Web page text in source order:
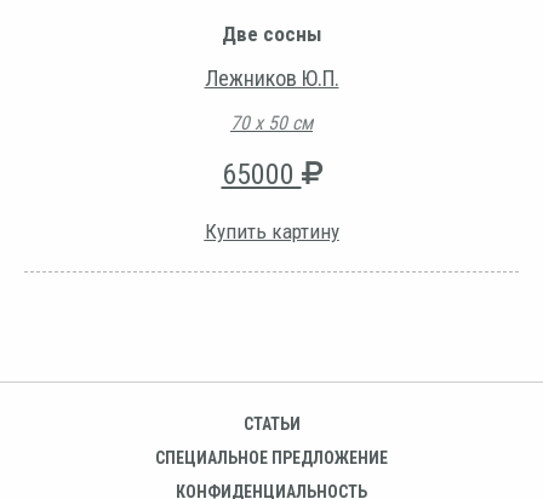
Две сосны
Лежников Ю.П.
70 х 50 см
65000
Купить картину
СТАТЬИ
СПЕЦИАЛЬНОЕ ПРЕДЛОЖЕНИЕ
КОНФИДЕНЦИАЛЬНОСТЬ